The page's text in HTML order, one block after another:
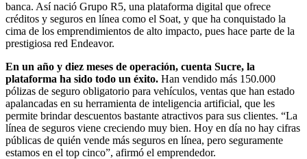
banca. Así nació Grupo R5, una plataforma digital que ofrece
créditos y seguros en línea como el Soat, y que ha conquistado la
cima de los emprendimientos de alto impacto, pues hace parte de la
prestigiosa red Endeavor.
En un año y diez meses de operación, cuenta Sucre, la
plataforma ha sido todo un éxito. Han vendido más 150.000
pólizas de seguro obligatorio para vehículos, ventas que han estado
apalancadas en su herramienta de inteligencia artificial, que les
permite brindar descuentos bastante atractivos para sus clientes. “La
línea de seguros viene creciendo muy bien. Hoy en día no hay cifras
públicas de quién vende más seguros en línea, pero seguramente
estamos en el top cinco”, afirmó el emprendedor.